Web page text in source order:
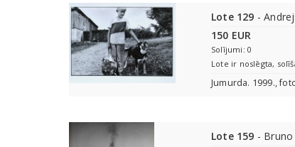
Lote 129 -
150 EUR
Solījumi: 0
Lote ir noslēgta,
Jumurda. 1999.,
Lote 159 -